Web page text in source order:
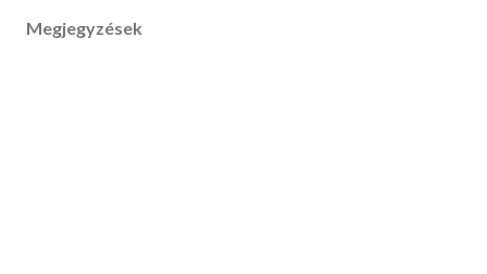
Megjegyzések